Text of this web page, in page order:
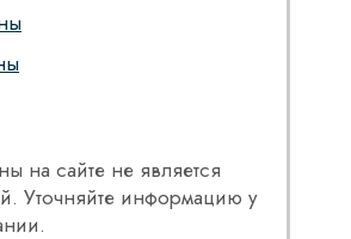
на сайте не является
Уточняйте информацию у